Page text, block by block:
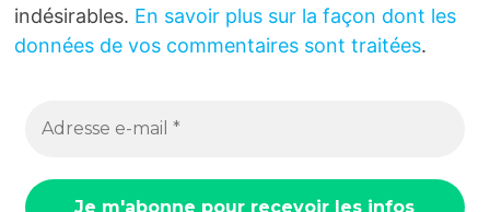
indésirables. En savoir plus sur la façon dont les
données de vos commentaires sont traitées.